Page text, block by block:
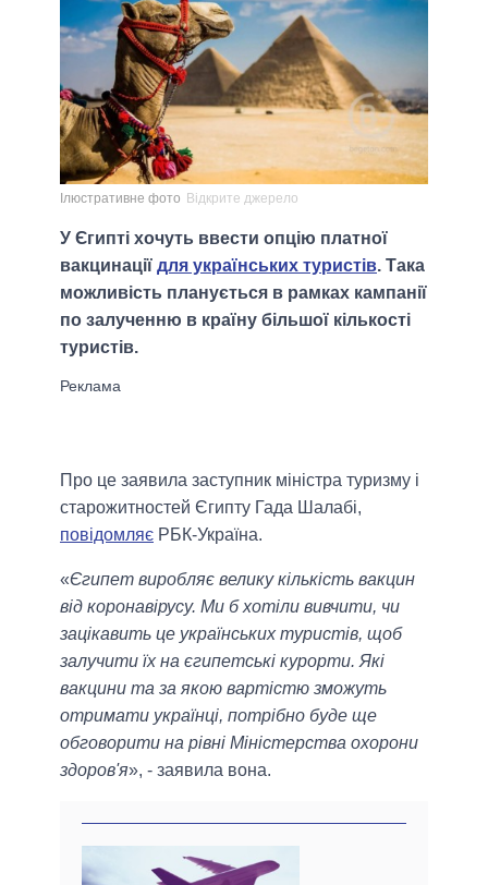
Ілюстративне фото Відкрите джерело
У Єгипті хочуть ввести опцію платної
вакцинації для українських туристів. Така
можливість планується в рамках кампанії
по залученню в країну більшої кількості
туристів.
Про це заявила заступник міністра туризму і
старожитностей Єгипту Гада Шалабі,
повідомляє РБК-Україна.
«Єгипет виробляє велику кількість вакцин
від коронавірусу. Ми б хотіли вивчити, чи
зацікавить це українських туристів, щоб
залучити їх на єгипетські курорти. Які
вакцини та за якою вартістю зможуть
отримати українці, потрібно буде ще
обговорити на рівні Міністерства охорони
здоров'я», - заявила вона.